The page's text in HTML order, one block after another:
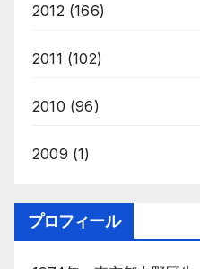
2012 (166)
2011 (102)
2010 (96)
2009 (1)
プロフィール